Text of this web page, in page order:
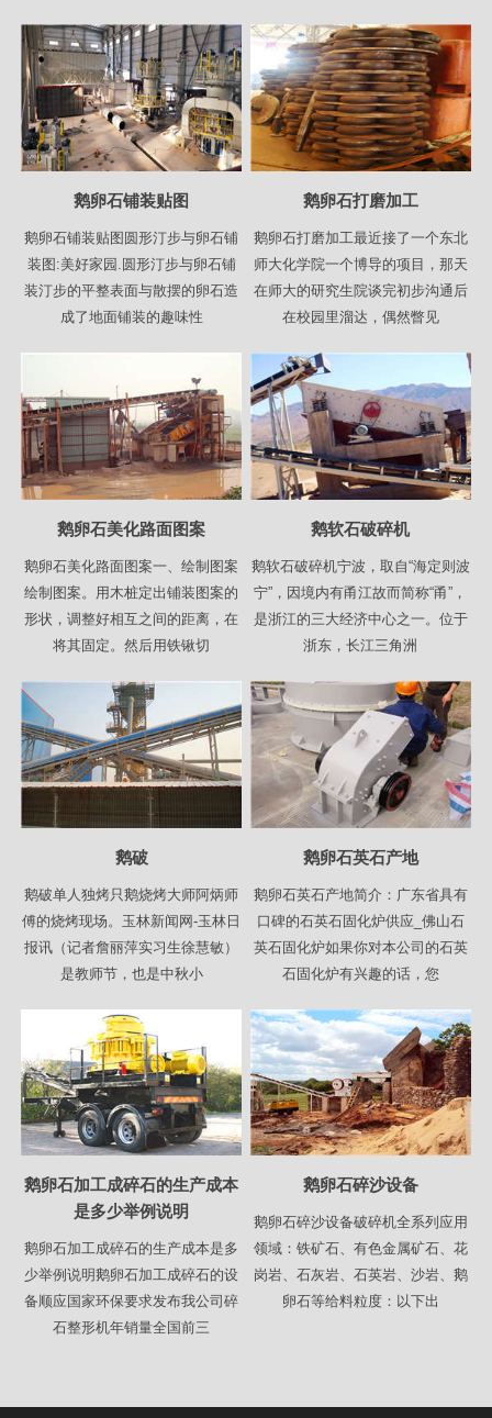
鹅卵石铺装贴图
鹅卵石铺装贴图圆形汀步与卵石铺
装图:美好家园.圆形汀步与卵石铺
装汀步的平整表面与散摆的卵石造
成了地面铺装的趣味性
鹅卵石打磨加工
鹅卵石打磨加工最近接了一个东北
师大化学院一个博导的项目，那天
在师大的研究生院谈完初步沟通后
在校园里溜达，偶然瞥见
鹅卵石美化路面图案
鹅卵石美化路面图案一、绘制图案
绘制图案。用木桩定出铺装图案的
形状，调整好相互之间的距离，在
将其固定。然后用铁锹切
鹅软石破碎机
鹅软石破碎机宁波，取自“海定则波
宁”，因境内有甬江故而简称“甬”，
是浙江的三大经济中心之一。位于
浙东，长江三角洲
鹅破
鹅破单人独烤只鹅烧烤大师阿炳师
傅的烧烤现场。玉林新闻网-玉林日
报讯（记者詹丽萍实习生徐慧敏）
是教师节，也是中秋小
鹅卵石英石产地
鹅卵石英石产地简介：广东省具有
口碑的石英石固化炉供应_佛山石
英石固化炉如果你对本公司的石英
石固化炉有兴趣的话，您
鹅卵石加工成碎石的生产成本
是多少举例说明
鹅卵石加工成碎石的生产成本是多
少举例说明鹅卵石加工成碎石的设
备顺应国家环保要求发布我公司碎
石整形机年销量全国前三
鹅卵石碎沙设备
鹅卵石碎沙设备破碎机全系列应用
领域：铁矿石、有色金属矿石、花
岗岩、石灰岩、石英岩、沙岩、鹅
卵石等给料粒度：以下出